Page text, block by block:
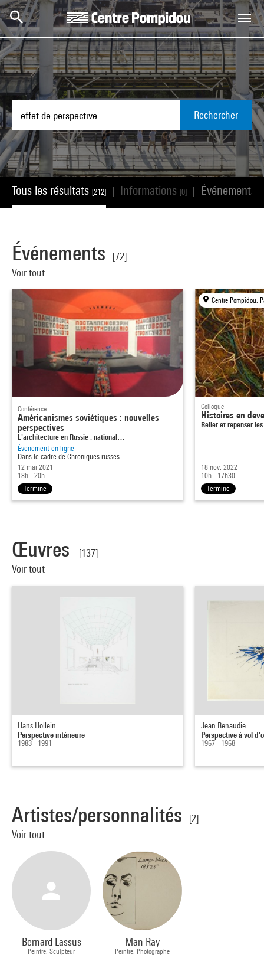
Aller au contenu principal
Centre Pompidou
Rechercher
Tous les résultats [212] Informations [0] Événements
Événements
[72]
Voir tout
Conférence
Américanismes soviétiques : nouvelles
perspectives
L'architecture en Russie : national…
Événement en ligne
Dans le cadre de Chroniques russes
12 mai 2021
18h - 20h
Terminé
Centre Pompidou,
Colloque
Histoires en
Relier et repenser
18 nov. 2022
10h - 17h30
Terminé
Œuvres
[137]
Voir tout
Hans Hollein
Perspective intérieure
1983 - 1991
Jean Renaudie
Perspective à vol
1967 - 1968
Artistes/personnalités
[2]
Voir tout
Bernard Lassus
Peintre, Sculpteur
Man Ray
Peintre, Photographe